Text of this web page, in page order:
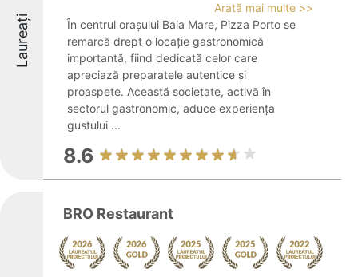
Laureați
Arată mai multe >>
În centrul orașului Baia Mare, Pizza Porto se
remarcă drept o locație gastronomică
importantă, fiind dedicată celor care
apreciază preparatele autentice și
proaspete. Această societate, activă în
sectorul gastronomic, aduce experiența
gustului ...
8.6
BRO Restaurant